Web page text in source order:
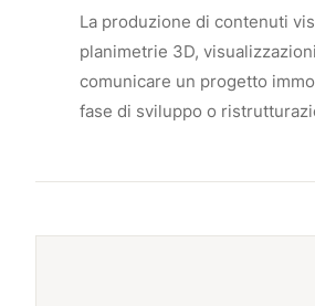
La produzione di contenuti
planimetrie 3D,
comunicare un progetto
fase di sviluppo o